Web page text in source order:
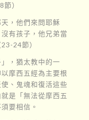
）
，他們來問耶穌
有孩子，他兄弟當
24節）
，猶太教中的一
摩西五經為主要根
、鬼魂和復活這些
是「無法從摩西五
要相信。